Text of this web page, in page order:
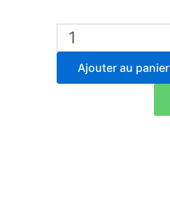
quantité
Armoire
stockage
Ajouter au panier